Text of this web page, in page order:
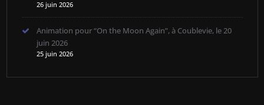
26 juin 2026
Animation pour “On the Moon Again”, à Coublevie, le 20
juin 2026
25 juin 2026